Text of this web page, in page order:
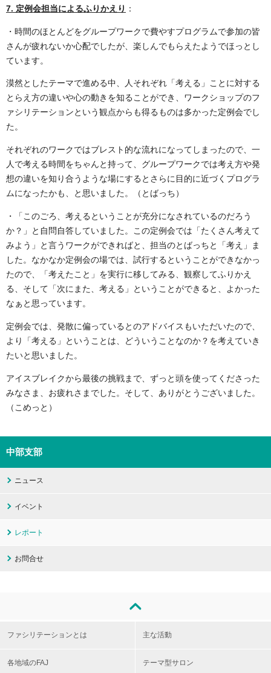
7. 定例会担当によるふりかえり ：
・時間のほとんどをグループワークで費やすプログラムで参加の皆
さんが疲れないか心配でしたが、楽しんでもらえたようでほっとし
ています。
漠然としたテーマで進める中、人それぞれ「考える」ことに対する
とらえ方の違いや心の動きを知ることができ、ワークショップのフ
ァシリテーションという観点からも得るものは多かった定例会でし
た。
それぞれのワークではブレスト的な流れになってしまったので、一
人で考える時間をちゃんと持って、グループワークでは考え方や発
想の違いを知り合うような場にするとさらに目的に近づくプログラ
ムになったかも、と思いました。（とばっち）
・「このごろ、考えるということが充分になされているのだろう
か？」と自問自答していました。この定例会では「たくさん考えて
みよう」と言うワークができればと、担当のとばっちと「考え」ま
した。なかなか定例会の場では、試行するということができなかっ
たので、「考えたこと」を実行に移してみる、観察してふりかえ
る、そして「次にまた、考える」ということができると、よかった
なぁと思っています。
定例会では、発散に偏っているとのアドバイスもいただいたので、
より「考える」ということは、どういうことなのか？を考えていき
たいと思いました。
アイスブレイクから最後の挑戦まで、ずっと頭を使ってくださった
みなさま、お疲れさまでした。そして、ありがとうございました。
（こめっと）
中部支部
ニュース
イベント
レポート
お問合せ
ファシリテーションとは 主な活動
各地域のFAJ テーマ型サロン